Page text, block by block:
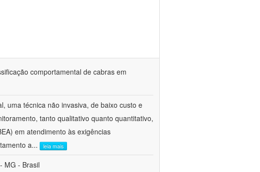
comportamental de cabras em
uma técnica não invasiva, de baixo custo e
tanto qualitativo quanto quantitativo,
em atendimento às exigências
a... leia mais
MG - Brasil